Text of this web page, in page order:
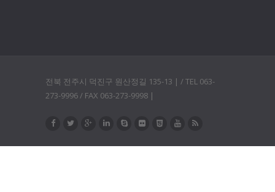
전북 전주시 덕진구 원산정길 135-13 | / TEL 063-
273-9996 / FAX 063-273-9998 |